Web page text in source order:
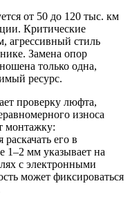
от 50 до 120 тыс. км
Критические
агрессивный стиль
Замена опор
только одна,
ресурс.
проверку люфта,
износа
монтажку:
его в
1–2 мм указывает на
с электронными
может фиксироваться